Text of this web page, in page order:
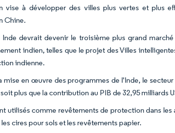
vise à développer des villes plus vertes et plus
Chine.
devrait devenir le troisième plus grand
indien, telles que le projet des Villes
indienne.
mise en œuvre des programmes de l'Inde, le
plus que la contribution au PIB de 32,95 milliards
utilisés comme revêtements de protection dans
cires pour sols et les revêtements papier.